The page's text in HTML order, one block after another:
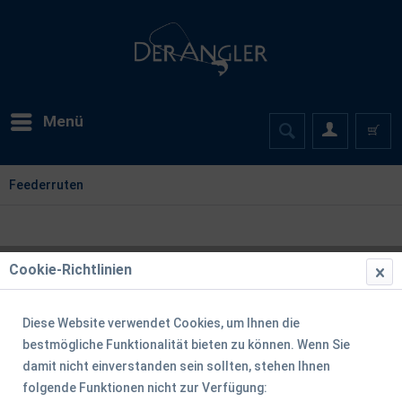
Menü
Feederruten
Cookie-Richtlinien
Diese Website verwendet Cookies, um Ihnen die
bestmögliche Funktionalität bieten zu können. Wenn Sie
damit nicht einverstanden sein sollten, stehen Ihnen
folgende Funktionen nicht zur Verfügung: